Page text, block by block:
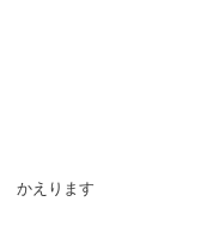
かえります